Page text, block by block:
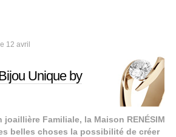
12 avril
Unique by
Familiale, la Maison RENÉSIM
belles choses la possibilité de créer